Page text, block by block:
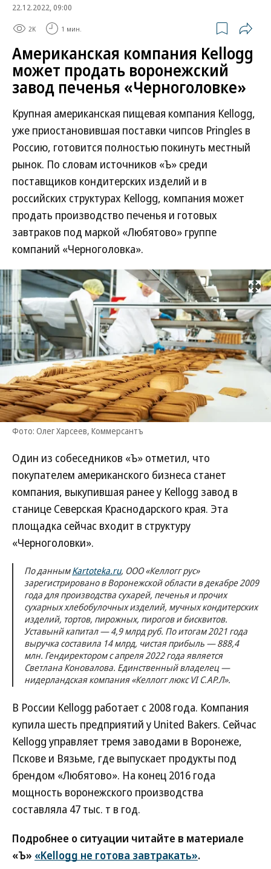
22.12.2022, 09:00
2K 1 мин.
Американская компания Kellogg
может продать воронежский
завод печенья «Черноголовке»
Крупная американская пищевая компания Kellogg,
уже приостановившая поставки чипсов Pringles в
Россию, готовится полностью покинуть местный
рынок. По словам источников «Ъ» среди
поставщиков кондитерских изделий и в
российских структурах Kellogg, компания может
продать производство печенья и готовых
завтраков под маркой «Любятово» группе
компаний «Черноголовка».
Развернуть
Фото: Олег Харсеев, Коммерсантъ
Один из собеседников «Ъ» отметил, что
покупателем американского бизнеса станет
компания, выкупившая ранее у Kellogg завод в
станице Северская Краснодарского края. Эта
площадка сейчас входит в структуру
«Черноголовки».
По даннымKartoteka.ru, ООО «Келлогг рус»
зарегистрировано в Воронежской области в декабре 2009
года для производства сухарей, печенья и прочих
сухарных хлебобулочных изделий, мучных кондитерских
изделий, тортов, пирожных, пирогов и бисквитов.
Уставынй капитал — 4,9 млрд руб. По итогам 2021 года
выручка составила 14 млрд, чистая прибыль — 888,4
млн. Гендиректором с апреля 2022 года является
Светлана Коновалова. Единственный владелец —
нидерландская компания «Келлогг люкс VI С.АР.Л».
В России Kellogg работает с 2008 года. Компания
купила шесть предприятий у United Bakers. Сейчас
Kellogg управляет тремя заводами в Воронеже,
Пскове и Вязьме, где выпускает продукты под
брендом «Любятово». На конец 2016 года
мощность воронежского производства
составляла 47 тыс. т в год.
Подробнее о ситуации читайте в материале
«Ъ» «Kellogg не готова завтракать».